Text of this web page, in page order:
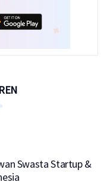
Swasta Startup &